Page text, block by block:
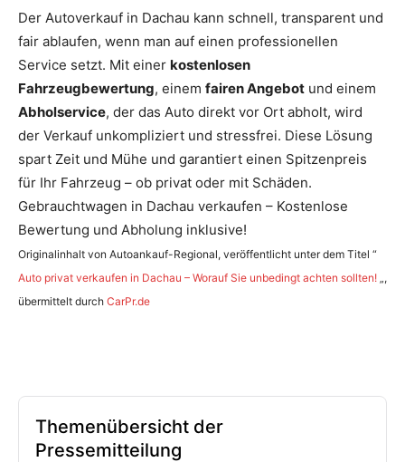
Der Autoverkauf in Dachau kann schnell, transparent und
fair ablaufen, wenn man auf einen professionellen
Service setzt. Mit einer kostenlosen
Fahrzeugbewertung, einem fairen Angebot und einem
Abholservice, der das Auto direkt vor Ort abholt, wird
der Verkauf unkompliziert und stressfrei. Diese Lösung
spart Zeit und Mühe und garantiert einen Spitzenpreis
für Ihr Fahrzeug – ob privat oder mit Schäden.
Gebrauchtwagen in Dachau verkaufen – Kostenlose
Bewertung und Abholung inklusive!
Originalinhalt von Autoankauf-Regional, veröffentlicht unter dem Titel “
Auto privat verkaufen in Dachau – Worauf Sie unbedingt achten sollten! „,
übermittelt durch CarPr.de
Themenübersicht der
Pressemitteilung